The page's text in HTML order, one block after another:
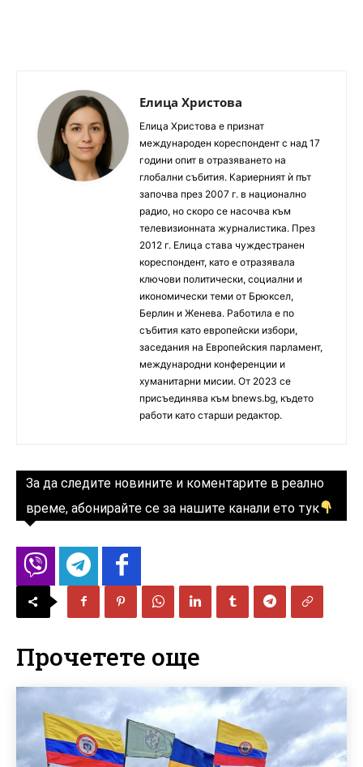
Елица Христова
Елица Христова е признат
международен кореспондент с над 17
години опит в отразяването на
глобални събития. Кариерният ѝ път
започва през 2007 г. в национално
радио, но скоро се насочва към
телевизионната журналистика. През
2012 г. Елица става чуждестранен
кореспондент, като е отразявала
ключови политически, социални и
икономически теми от Брюксел,
Берлин и Женева. Работила е по
събития като европейски избори,
заседания на Европейския парламент,
международни конференции и
хуманитарни мисии. От 2023 се
присъединява към bnews.bg, където
работи като старши редактор.
За да следите новините и коментарите в реално
време, абонирайте се за нашите канали ето тук
Прочетете още